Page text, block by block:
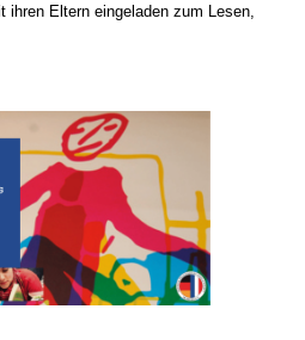
ihren Eltern eingeladen zum Lesen,